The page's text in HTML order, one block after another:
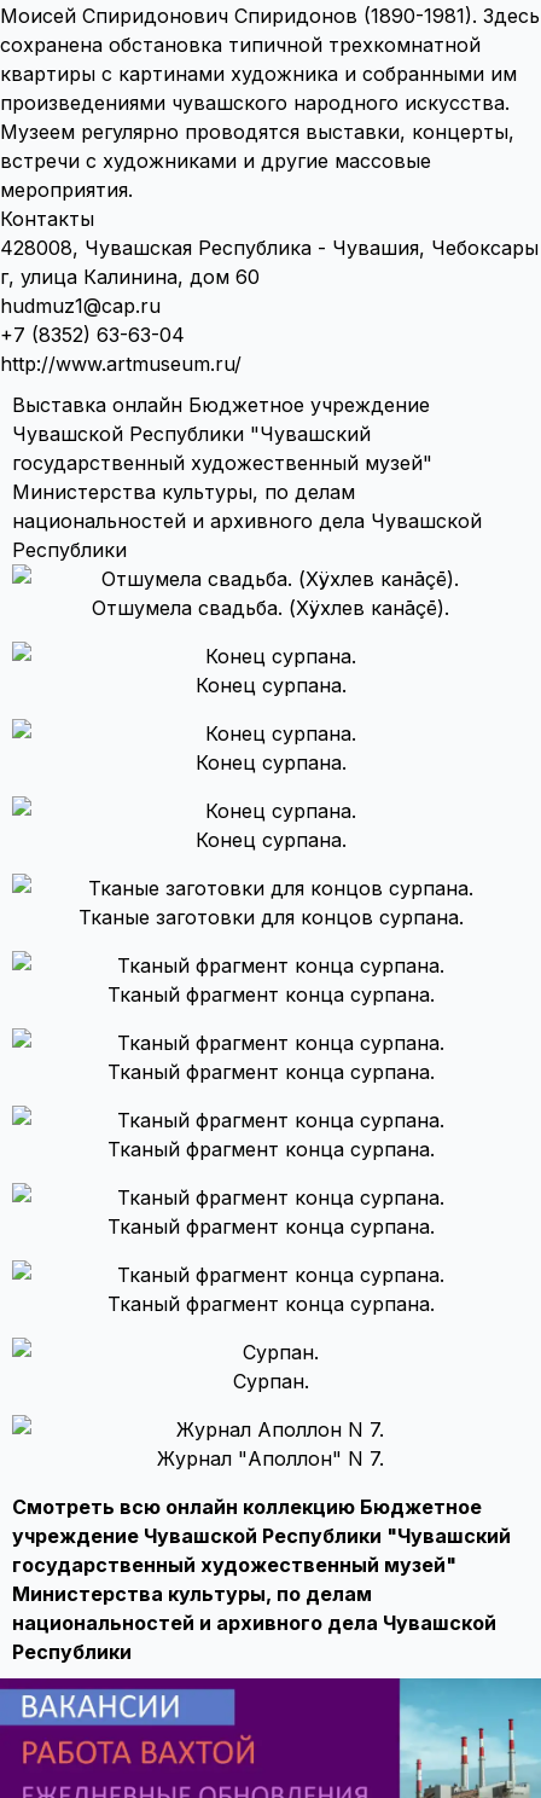
Моисей Спиридонович Спиридонов (1890-1981). Здесь
сохранена обстановка типичной трехкомнатной
квартиры с картинами художника и собранными им
произведениями чувашского народного искусства.
Музеем регулярно проводятся выставки, концерты,
встречи с художниками и другие массовые
мероприятия.
Контакты
428008, Чувашская Республика - Чувашия, Чебоксары
г, улица Калинина, дом 60
hudmuz1@cap.ru
+7 (8352) 63-63-04
http://www.artmuseum.ru/
Выставка онлайн Бюджетное учреждение
Чувашской Республики "Чувашский
государственный художественный музей"
Министерства культуры, по делам
национальностей и архивного дела Чувашской
Республики
Отшумела свадьба. (Хÿхлев канāçē).
Конец сурпана.
Конец сурпана.
Конец сурпана.
Тканые заготовки для концов сурпана.
Тканый фрагмент конца сурпана.
Тканый фрагмент конца сурпана.
Тканый фрагмент конца сурпана.
Тканый фрагмент конца сурпана.
Тканый фрагмент конца сурпана.
Сурпан.
Журнал "Аполлон" N 7.
Смотреть всю онлайн коллекцию Бюджетное
учреждение Чувашской Республики "Чувашский
государственный художественный музей"
Министерства культуры, по делам
национальностей и архивного дела Чувашской
Республики